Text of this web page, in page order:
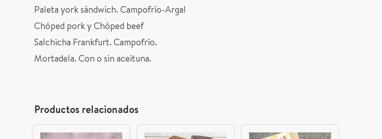
Paleta york sándwich. Campofrío-Argal
Chóped pork y Chóped beef
Salchicha Frankfurt. Campofrío.
Mortadela. Con o sin aceituna.
Productos relacionados